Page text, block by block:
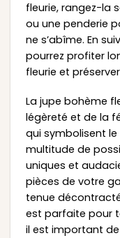
fleurie, rangez-la
ou une penderie
ne s’abîme. En
pourrez profiter
fleurie et
La jupe bohème
légèreté et de la
qui symbolisent le
multitude de
uniques et
pièces de votre
tenue
est parfaite pour
il est important